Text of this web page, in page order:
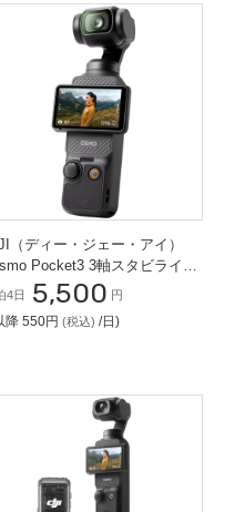
（ディー・ジェー・アイ）
Pocket3 3軸スタビライザ
搭載 VLOG カメラ
4日 5,500 円
降 550円 (税込) /日)